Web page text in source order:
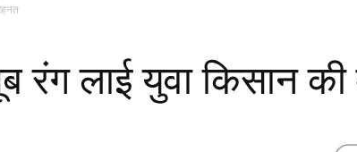
लाई युवा किसान